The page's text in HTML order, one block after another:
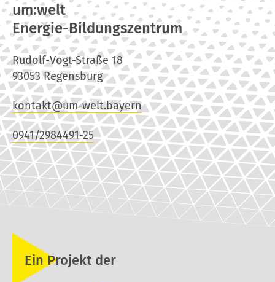
um:welt
Energie-Bildungszentrum
Rudolf-Vogt-Straße 18
93053 Regensburg
kontakt@um-welt.bayern
0941/2984491-25
Ein Projekt der